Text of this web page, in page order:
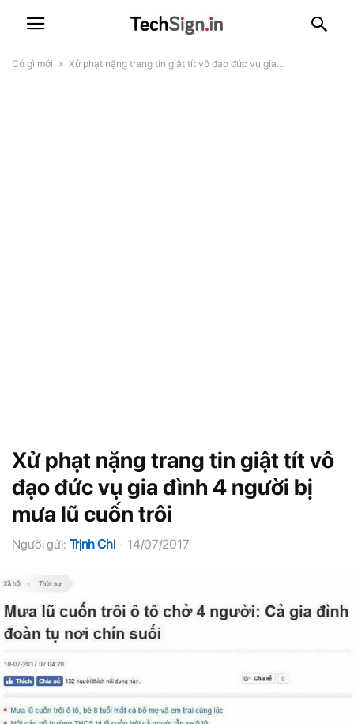
Có gì mới Xử phạt nặng trang tin giật tít vô đạo đức vụ gia...
Xử phạt nặng trang tin giật tít vô
đạo đức vụ gia đình 4 người bị
mưa lũ cuốn trôi
Người gửi: Trịnh Chi - 14/07/2017